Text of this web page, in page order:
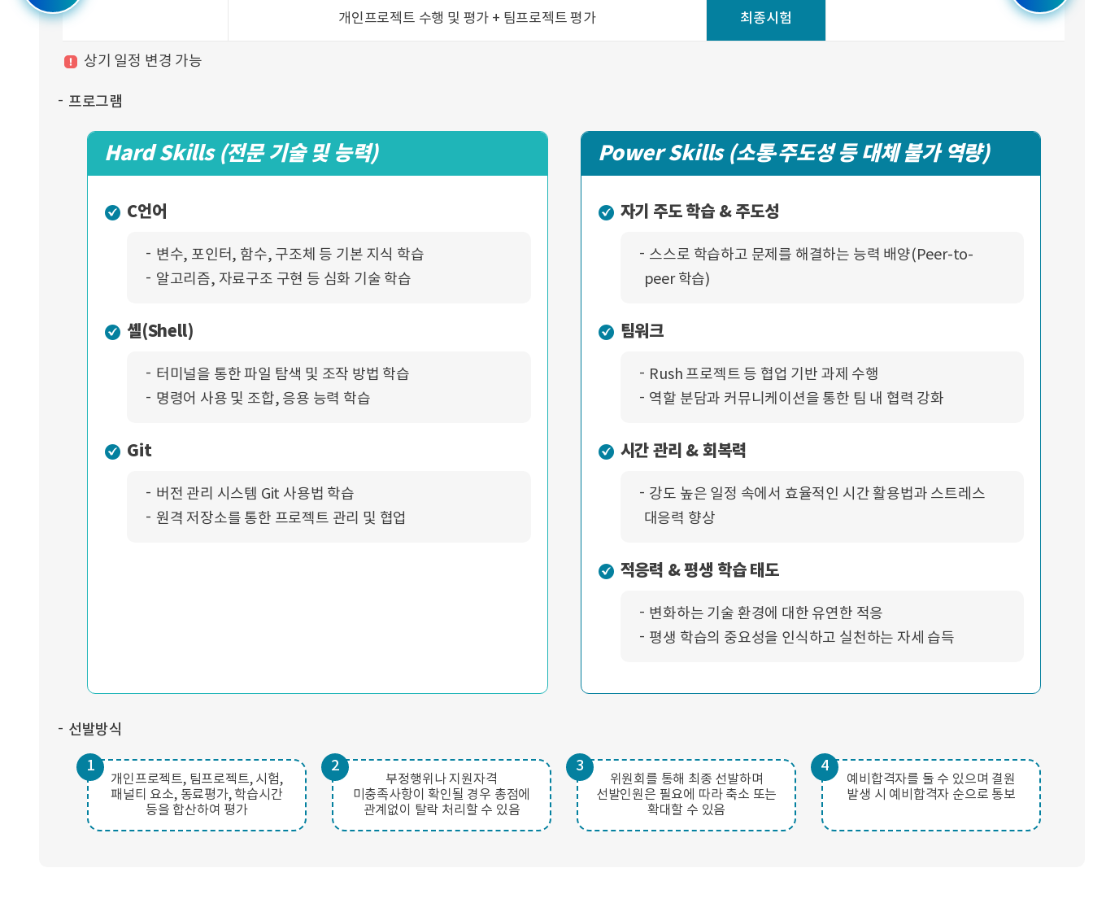
개인프로젝트 수행 및 평가 + 팀프로젝트 평가 최종시험
상기 일정 변경 가능
프로그램
Hard Skills (전문 기술 및 능력)
C언어
변수, 포인터, 함수, 구조체 등 기본 지식 학습
알고리즘, 자료구조 구현 등 심화 기술 학습
셸(Shell)
터미널을 통한 파일 탐색 및 조작 방법 학습
명령어 사용 및 조합, 응용 능력 학습
Git
버전 관리 시스템 Git 사용법 학습
원격 저장소를 통한 프로젝트 관리 및 협업
Power Skills (소통·주도성 등 대체 불가 역량)
자기 주도 학습 & 주도성
스스로 학습하고 문제를 해결하는 능력 배양(Peer-to-
peer 학습)
팀워크
Rush 프로젝트 등 협업 기반 과제 수행
역할 분담과 커뮤니케이션을 통한 팀 내 협력 강화
시간 관리 & 회복력
강도 높은 일정 속에서 효율적인 시간 활용법과 스트레스
대응력 향상
적응력 & 평생 학습 태도
변화하는 기술 환경에 대한 유연한 적응
평생 학습의 중요성을 인식하고 실천하는 자세 습득
선발방식
1
개인프로젝트, 팀프로젝트, 시험,
패널티 요소, 동료평가, 학습시간
등을 합산하여 평가
2
부정행위나 지원자격
미충족사항이 확인될 경우 총점에
관계없이 탈락 처리할 수 있음
3
위원회를 통해 최종 선발하며
선발인원은 필요에 따라 축소 또는
확대할 수 있음
4
예비합격자를 둘 수 있으며 결원
발생 시 예비합격자 순으로 통보